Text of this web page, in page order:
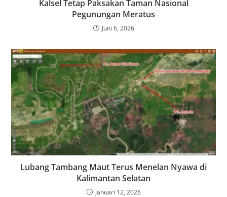
Kalsel Tetap Paksakan Taman Nasional
Pegunungan Meratus
Juni 6, 2026
Lubang Tambang Maut Terus Menelan Nyawa di
Kalimantan Selatan
Januari 12, 2026